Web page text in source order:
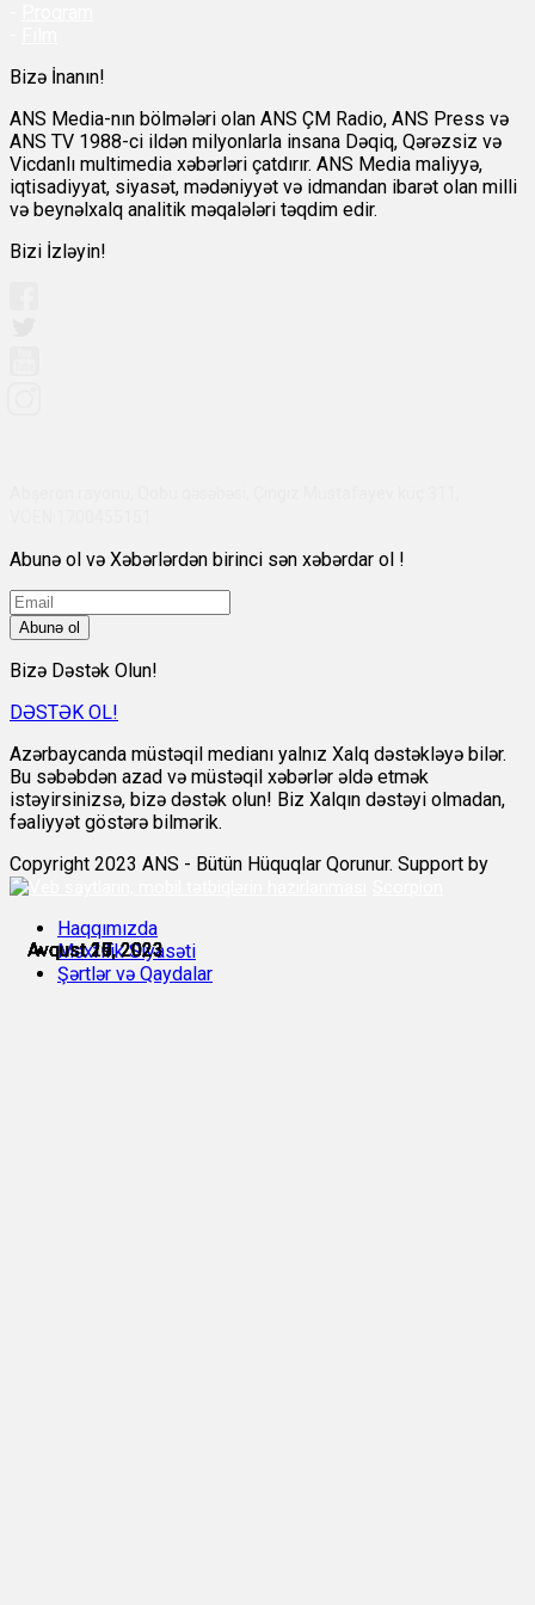
Avqust 15, 2023
Avqust 19, 2023
Avqust 20, 2023
Avqust 25, 2023
Avqust 26, 2023
Avqust 27, 2023
Bizə İnanın!
ANS Media-nın bölmələri olan ANS ÇM Radio, ANS Press və
ANS TV 1988-ci ildən milyonlarla insana Dəqiq, Qərəzsiz və
Vicdanlı multimedia xəbərləri çatdırır. ANS Media maliyyə,
iqtisadiyyat, siyasət, mədəniyyət və idmandan ibarət olan milli
və beynəlxalq analitik məqalələri təqdim edir.
Bizi İzləyin!
Abunə ol və Xəbərlərdən birinci sən xəbərdar ol !
Abunə ol
Bizə Dəstək Olun!
DƏSTƏK OL!
Azərbaycanda müstəqil medianı yalnız Xalq dəstəkləyə bilər.
Bu səbəbdən azad və müstəqil xəbərlər əldə etmək
istəyirsinizsə, bizə dəstək olun! Biz Xalqın dəstəyi olmadan,
fəaliyyət göstərə bilmərik.
Copyright 2023 ANS - Bütün Hüquqlar Qorunur. Support by
Haqqımızda
Məxfilik Siyasəti
Şərtlər və Qaydalar